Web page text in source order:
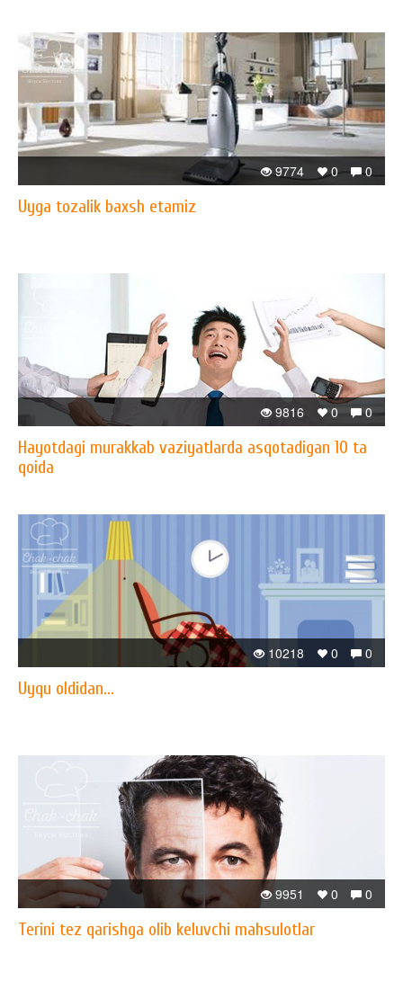
0
0
9774
Uyga tozalik baxsh etamiz
0
0
9816
Hayotdagi murakkab vaziyatlarda asqotadigan 10 ta
qoida
0
0
10218
Uyqu oldidan...
0
0
9951
Terini tez qarishga olib keluvchi mahsulotlar